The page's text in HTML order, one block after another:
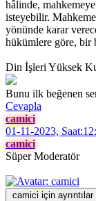
hâlinde,
isteyebilir.
yönünde karar
hükümlere göre, bir
Din İşleri Yüksek
Bunu ilk beğenen
Cevapla
camici
01-11-2023,
camici
Süper Moderatör
camici için ayrıntılar